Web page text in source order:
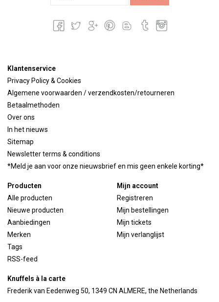
Klantenservice
Privacy Policy & Cookies
Algemene voorwaarden / verzendkosten/retourneren
Betaalmethoden
Over ons
In het nieuws
Sitemap
Newsletter terms & conditions
*Meld je aan voor onze nieuwsbrief en mis geen enkele korting*
Producten
Alle producten
Nieuwe producten
Aanbiedingen
Merken
Tags
RSS-feed
Mijn account
Registreren
Mijn bestellingen
Mijn tickets
Mijn verlanglijst
Knuffels à la carte
Frederik van Eedenweg 50, 1349 CN ALMERE, the Netherlands